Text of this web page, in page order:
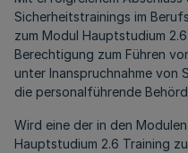
Sicherheitstrainings im
zum Modul Hauptstudium
Berechtigung zum Führen
unter Inanspruchnahme von
die personalführende
Wird eine der in den
Hauptstudium 2.6 Training